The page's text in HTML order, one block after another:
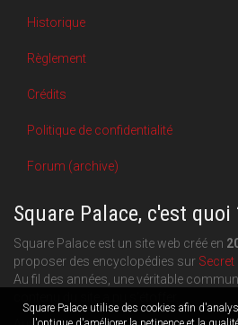
Square Palace utilise des cookies afin
Historique
Règlement
Crédits
Politique de confidentialité
Forum (archive)
Square Palace, c'est quoi
Square Palace est un site web créé en
proposer des encyclopédies sur
Au fil des années, une véritable